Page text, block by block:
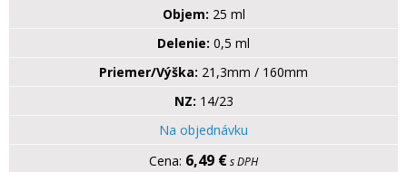
Objem: 25 ml
Delenie: 0,5 ml
Priemer/Výška: 21,3mm / 160mm
NZ: 14/23
Na objednávku
6,49 €s DPH